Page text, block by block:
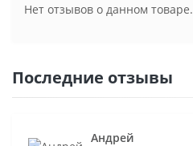
Нет отзывов о данном товаре.
Последние отзывы
Андрей